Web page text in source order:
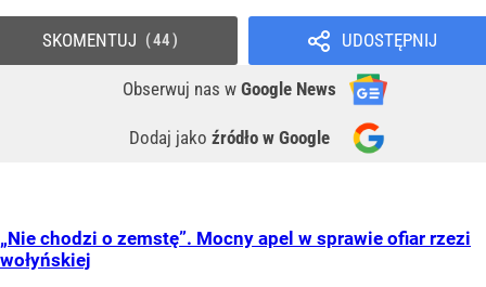
UDOSTĘPNIJ
Obserwuj nas w Google News
Dodaj jako źródło w Google
SKOMENTUJ 44
„Nie chodzi o zemstę”. Mocny apel w sprawie ofiar rzezi
wołyńskiej